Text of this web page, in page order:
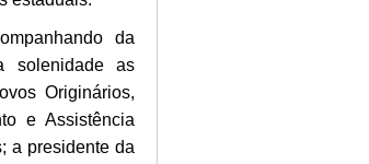
da
solenidade as
Originários,
e Assistência
a presidente da